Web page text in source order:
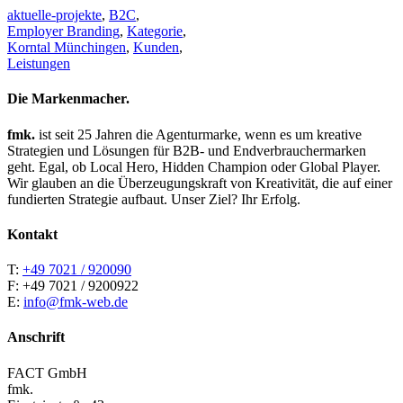
aktuelle-projekte, B2C,
Employer Branding, Kategorie,
Korntal Münchingen, Kunden,
Leistungen
Die Markenmacher.
fmk. ist seit 25 Jahren die Agenturmarke, wenn es um kreative
Strategien und Lösungen für B2B- und Endverbrauchermarken
geht. Egal, ob Local Hero, Hidden Champion oder Global Player.
Wir glauben an die Überzeugungskraft von Kreativität, die auf einer
fundierten Strategie aufbaut. Unser Ziel? Ihr Erfolg.
Kontakt
T: +49 7021 / 920090
F: +49 7021 / 9200922
E: info@fmk-web.de
Anschrift
FACT GmbH
fmk.